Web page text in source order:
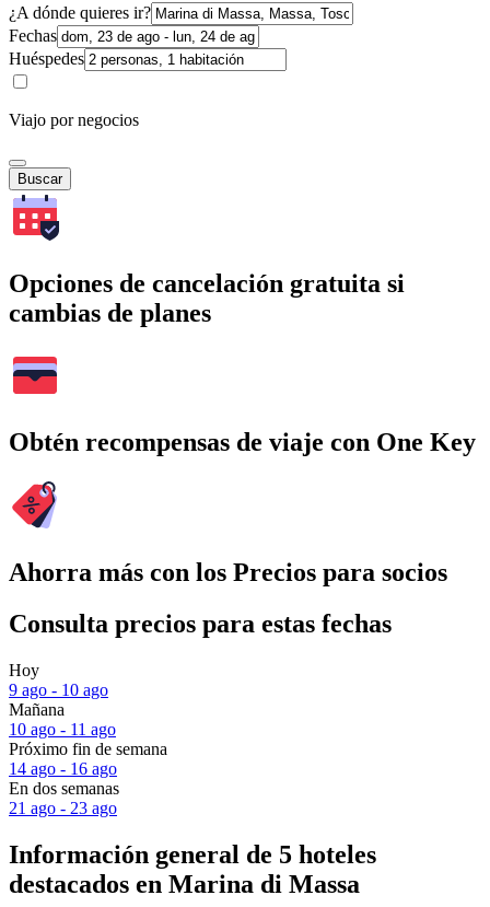
¿A dónde quieres ir?
Fechas
Huéspedes
Viajo por negocios
Buscar
Opciones de cancelación gratuita si
cambias de planes
Obtén recompensas de viaje con One Key
Ahorra más con los Precios para socios
Consulta precios para estas fechas
Hoy
9 ago - 10 ago
Mañana
10 ago - 11 ago
Próximo fin de semana
14 ago - 16 ago
En dos semanas
21 ago - 23 ago
Información general de 5 hoteles
destacados en Marina di Massa